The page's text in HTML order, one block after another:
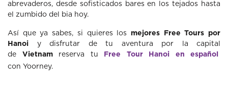
abrevaderos, desde sofisticados bares en los tejados hasta
el zumbido del bia hoy.
Así que ya sabes, si quieres los mejores Free Tours por
Hanoi y d isfrutar de tu aventura por la capital
de
Vietnamreserva tu
Free Tour Hanoi en español
con Yoorney.